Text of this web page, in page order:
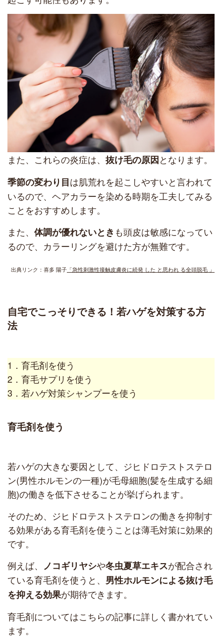
また、これらの炎症は、 抜け毛の原因となります。
季節の変わり目は肌荒れを起こしやすいと言われて
いるので、ヘアカラーを染める時期を工夫してみる
ことをおすすめします。
また、 体調が優れないとき も頭皮は敏感になってい
るので、カラーリングを避けた方が無難です。
出典リンク：喜多 陽子「急性刺激性接触皮膚炎に続発 した と思われ る全頭脱毛 」
自宅でこっそりできる！若ハゲを対策する方
法
1．育毛剤を使う
2．育毛サプリを使う
3．若ハゲ対策シャンプーを使う
育毛剤を使う
若ハゲの大きな要因として、ジヒドロテストステロ
ン(男性ホルモンの一種)が毛母細胞(髪を生成する細
胞)の働きを低下させることが挙げられます。
そのため、ジヒドロテストステロンの働きを抑制す
る効果がある育毛剤を使うことは薄毛対策に効果的
です。
例えば、 ノコギリヤシや冬虫夏草エキスが配合され
ている育毛剤を使うと、 男性ホルモンによる抜け毛
を抑える効果が期待できます。
育毛剤についてはこちらの記事に詳しく書かれてい
ます。